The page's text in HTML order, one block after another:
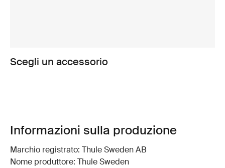
Scegli un accessorio
Informazioni sulla produzione
Marchio registrato: Thule Sweden AB
Nome produttore: Thule Sweden